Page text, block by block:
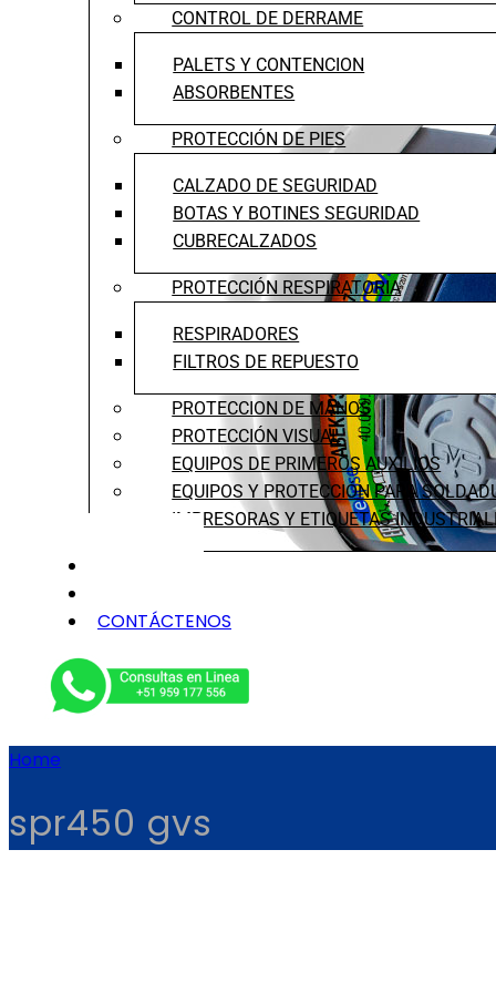
CONTROL DE DERRAME
PALETS Y CONTENCION
ABSORBENTES
PROTECCIÓN DE PIES
CALZADO DE SEGURIDAD
BOTAS Y BOTINES SEGURIDAD
CUBRECALZADOS
PROTECCIÓN RESPIRATORIA
RESPIRADORES
FILTROS DE REPUESTO
PROTECCION DE MANOS
PROTECCIÓN VISUAL
EQUIPOS DE PRIMEROS AUXILIOS
EQUIPOS Y PROTECCIÓN PARA
IMPRESORAS Y ETIQUETAS
CONTÁCTENOS
Home
spr450 gvs